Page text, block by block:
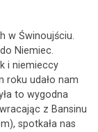
w Świnoujściu.
Niemiec.
i niemieccy
roku udało nam
to wygodna
z Bansinu
spotkała nas